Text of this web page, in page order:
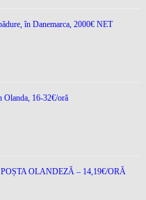
în Danemarca, 2000€ NET
Olanda, 16-32€/oră
OLANDEZĂ – 14,19€/ORĂ